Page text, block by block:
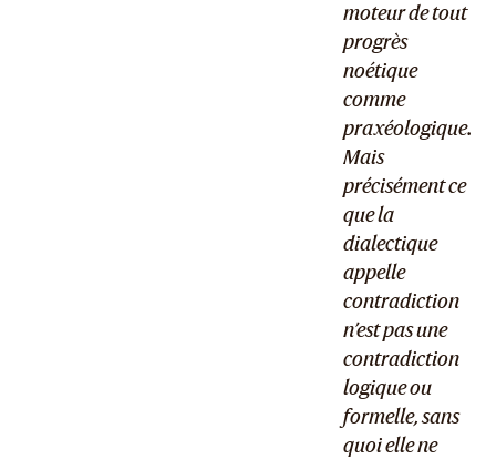
moteur de tout
progrès
noétique
comme
praxéologique.
Mais
précisément ce
que la
dialectique
appelle
contradiction
n’est pas une
contradiction
logique ou
formelle, sans
quoi elle ne